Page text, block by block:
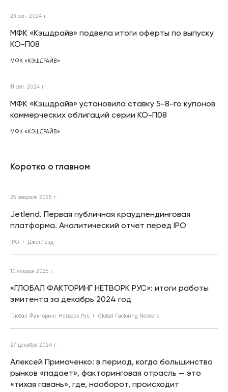
23 сен. 2024 г.
МФК «Кэшдрайв» подвела итоги оферты по выпуску
КО-П08
МФК «КЭШДРАЙВ»
11 сен. 2024 г.
МФК «Кэшдрайв» установила ставку 5-8-го купонов
коммерческих облигаций серии КО-П08
МФК «КЭШДРАЙВ»
Коротко о главном
25 февраля 2025 г.
Jetlend. Первая публичная краудлендинговая
платформа. Аналитический отчет перед IPO
IPO ДжетЛенд
10 января 2025 г.
«ГЛОБАЛ ФАКТОРИНГ НЕТВОРК РУС»: итоги работы
эмитента за декабрь 2024 год
Глобал Факторинг Нетворк Рус Global Factoring Network
27 декабря 2024 г.
Алексей Примаченко: в период, когда большинство
рынков «падает», факторинговая отрасль — это
«тихая гавань», где, наоборот, происходит